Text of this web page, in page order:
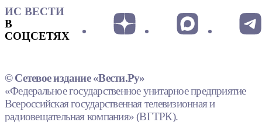
ИС ВЕСТИ
В
СОЦСЕТЯХ
© Сетевое издание «Вести.Ру»
«Федеральное государственное унитарное предприятие
Всероссийская государственная телевизионная и
радиовещательная компания» (ВГТРК).